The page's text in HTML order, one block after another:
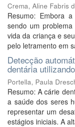
Crema, Aline Fabris
Resumo: Embora
sendo um
vida da criança e
pelo letramento em
Detecção
dentária
Portella, Paula
Resumo: A cárie
a saúde dos seres
representar um
estágios iniciais. A